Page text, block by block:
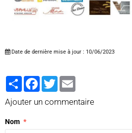
Date de dernière mise à jour : 10/06/2023
PartagerFacebook
Twitter
Ajouter un commentaire
Nom